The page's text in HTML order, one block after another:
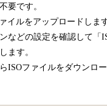
要です。
イルをアップロードします
などの設定を確認して「
ます。
ISOファイルをダウンロ